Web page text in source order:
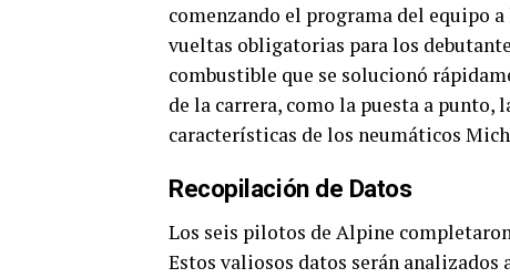
comenzando el programa del equipo
vueltas obligatorias para los
combustible que se solucionó
de la carrera, como la puesta a punto,
características de los neumáticos
Recopilación de Datos
Los seis pilotos de Alpine
Estos valiosos datos serán